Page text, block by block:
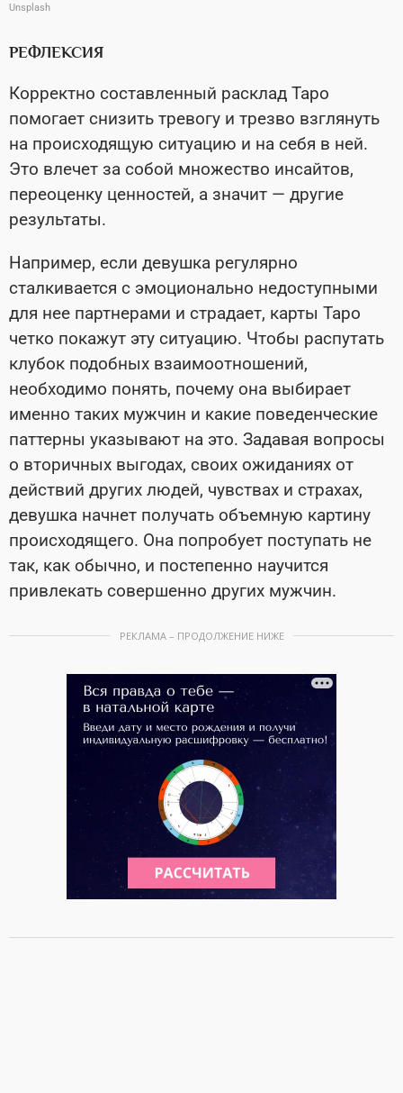
Unsplash
РЕФЛЕКСИЯ
Корректно составленный расклад Таро
помогает снизить тревогу и трезво взглянуть
на происходящую ситуацию и на себя в ней.
Это влечет за собой множество инсайтов,
переоценку ценностей, а значит — другие
результаты.
Например, если девушка регулярно
сталкивается с эмоционально недоступными
для нее партнерами и страдает, карты Таро
четко покажут эту ситуацию. Чтобы распутать
клубок подобных взаимоотношений,
необходимо понять, почему она выбирает
именно таких мужчин и какие поведенческие
паттерны указывают на это. Задавая вопросы
о вторичных выгодах, своих ожиданиях от
действий других людей, чувствах и страхах,
девушка начнет получать объемную картину
происходящего. Она попробует поступать не
так, как обычно, и постепенно научится
привлекать совершенно других мужчин.
РЕКЛАМА – ПРОДОЛЖЕНИЕ НИЖЕ